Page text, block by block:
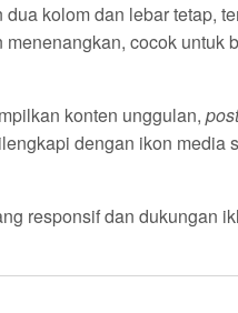
kolom dan lebar tetap,
cocok untuk
konten unggulan,
dengan ikon media
responsif dan dukungan